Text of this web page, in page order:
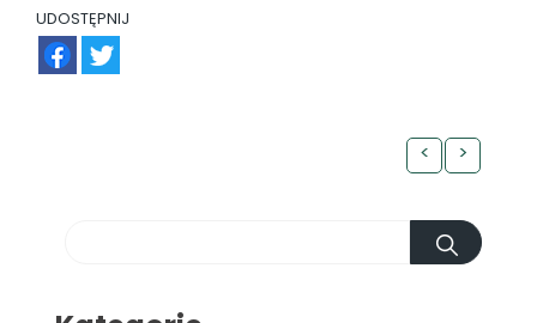
UDOSTĘPNIJ
< >